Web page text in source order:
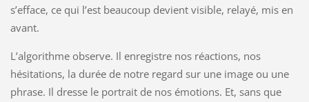
s’efface, ce qui l’est beaucoup devient visible, relayé, mis en
avant.
L’algorithme observe. Il enregistre nos réactions, nos
hésitations, la durée de notre regard sur une image ou une
phrase. Il dresse le portrait de nos émotions. Et, sans que